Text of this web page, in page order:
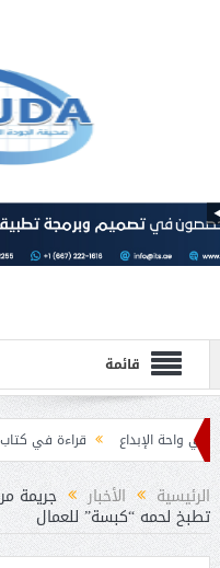
قائمة
قراءة في كتاب “الملك
بمناسبة عيد الفطر
الرئيسية الأخبار جريمة
تطبخ لحمه “كبسة” للعمال